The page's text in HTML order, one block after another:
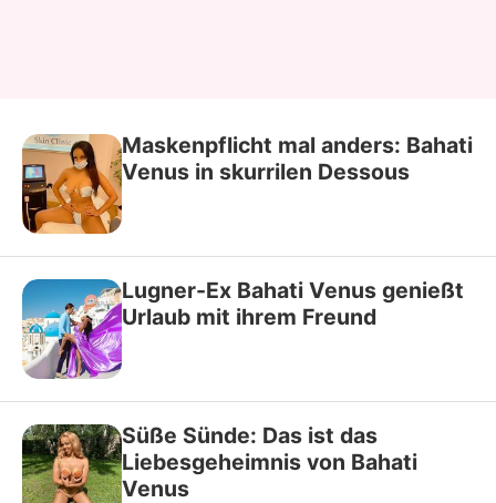
Maskenpflicht mal anders: Bahati
Venus in skurrilen Dessous
Lugner-Ex Bahati Venus genießt
Urlaub mit ihrem Freund
Süße Sünde: Das ist das
Liebesgeheimnis von Bahati
Venus